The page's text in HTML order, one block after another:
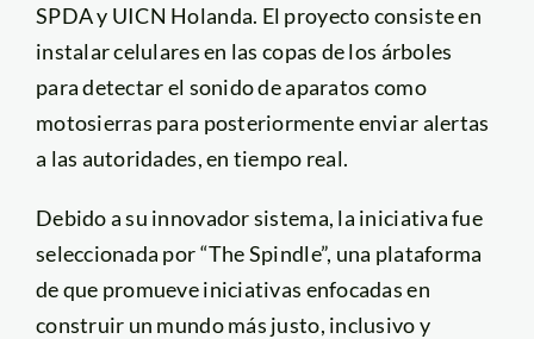
SPDA y UICN Holanda. El proyecto consiste en
instalar celulares en las copas de los árboles
para detectar el sonido de aparatos como
motosierras para posteriormente enviar alertas
a las autoridades, en tiempo real.
Debido a su innovador sistema, la iniciativa fue
seleccionada por “The Spindle”, una plataforma
de que promueve iniciativas enfocadas en
construir un mundo más justo, inclusivo y